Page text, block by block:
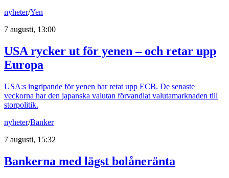
nyheter/Yen
7 augusti, 13:00
USA rycker ut för yenen – och retar upp
Europa
USA:s ingripande för yenen har retat upp ECB. De senaste
veckorna har den japanska valutan förvandlat valutamarknaden till
storpolitik.
nyheter/Banker
7 augusti, 15:32
Bankerna med lägst bolåneränta